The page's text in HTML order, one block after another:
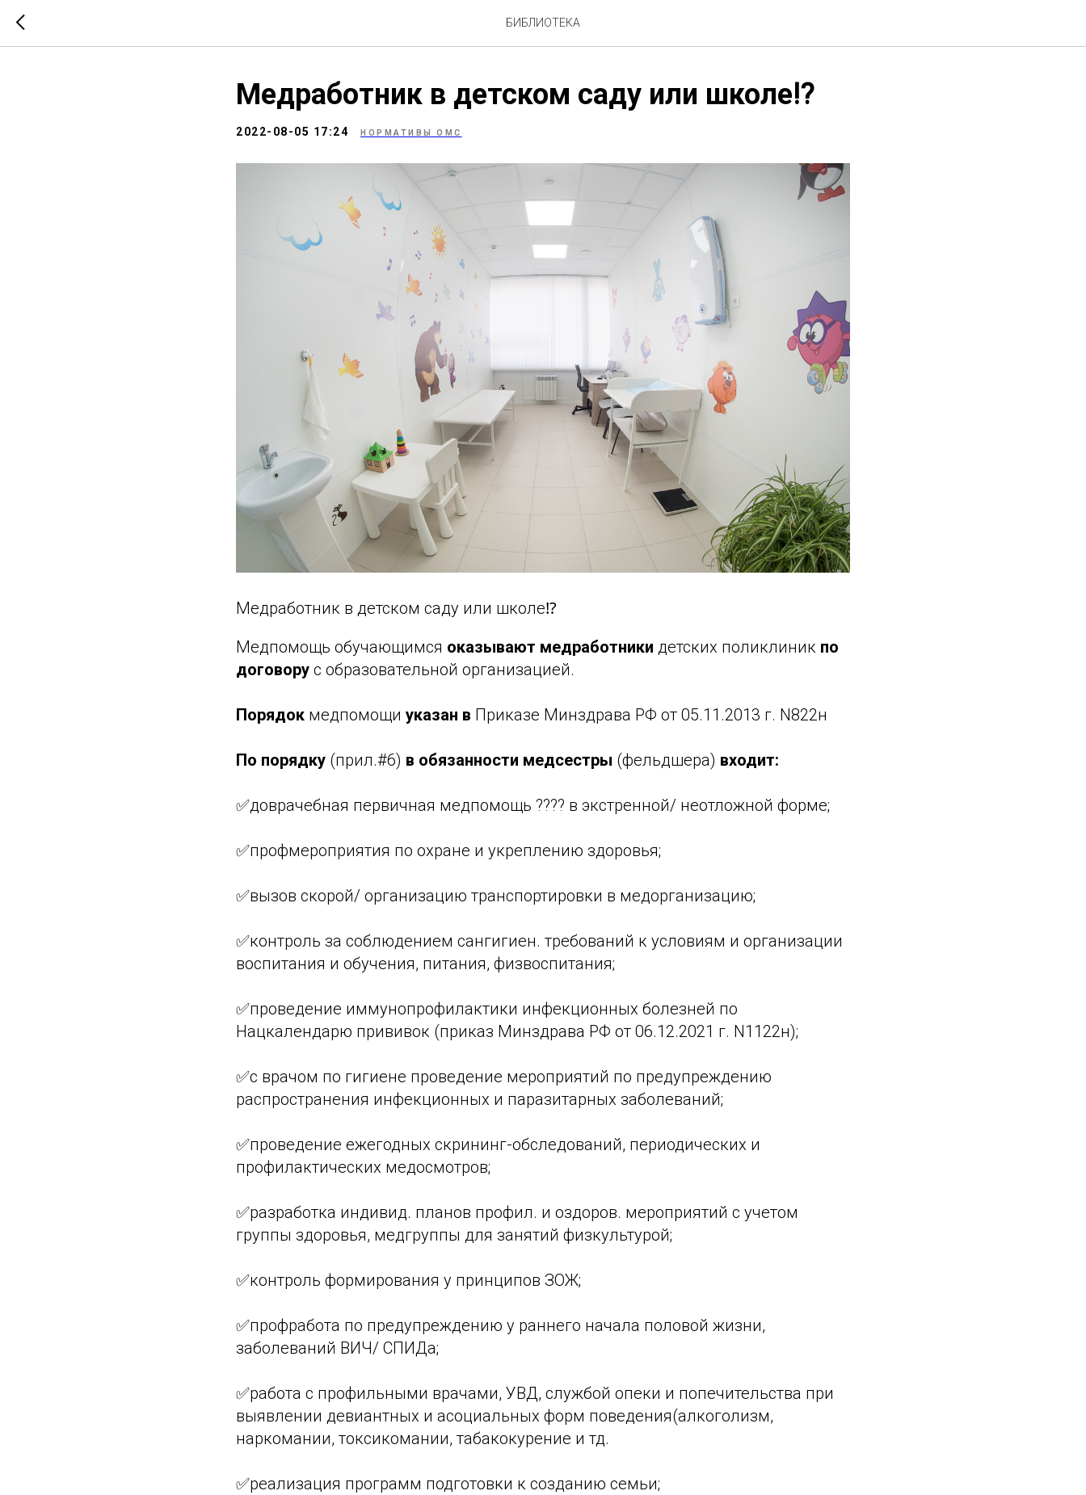
БИБЛИОТЕКА
Медработник в детском саду или школе⁉️
2022-08-05 17:24 НОРМАТИВЫ ОМС
Медработник в детском саду или школе⁉️
Медпомощь обучающимся оказывают медработники детских поликлиник по
договору с образовательной организацией.
Порядок медпомощи указан в Приказе Минздрава РФ от 05.11.2013 г. N822н
По порядку (прил.#6) в обязанности медсестры (фельдшера) входит:
✅доврачебная первичная медпомощь ???? в экстренной/ неотложной форме;
✅профмероприятия по охране и укреплению здоровья;
✅вызов скорой/ организацию транспортировки в медорганизацию;
✅контроль за соблюдением сангигиен. требований к условиям и организации
воспитания и обучения, питания, физвоспитания;
✅проведение иммунопрофилактики инфекционных болезней по
Нацкалендарю прививок (приказ Минздрава РФ от 06.12.2021 г. N1122н);
✅с врачом по гигиене проведение мероприятий по предупреждению
распространения инфекционных и паразитарных заболеваний;
✅проведение ежегодных скрининг-обследований, периодических и
профилактических медосмотров;
✅разработка индивид. планов профил. и оздоров. мероприятий с учетом
группы здоровья, медгруппы для занятий физкультурой;
✅контроль формирования у принципов ЗОЖ;
✅профработа по предупреждению у раннего начала половой жизни,
заболеваний ВИЧ/ СПИДа;
✅работа с профильными врачами, УВД, службой опеки и попечительства при
выявлении девиантных и асоциальных форм поведения(алкоголизм,
наркомании, токсикомании, табакокурение и тд.
✅реализация программ подготовки к созданию семьи;